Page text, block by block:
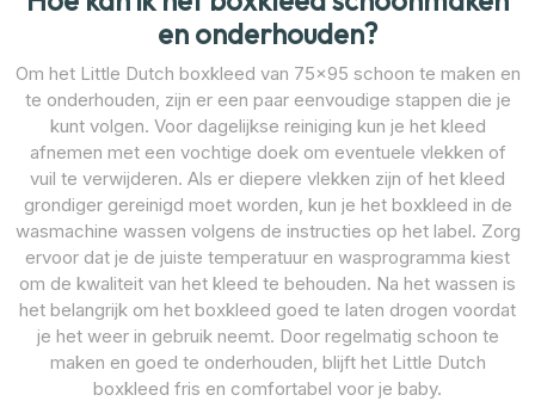
en onderhouden?
Om het Little Dutch boxkleed van 75×95 schoon te maken en
te onderhouden, zijn er een paar eenvoudige stappen die je
kunt volgen. Voor dagelijkse reiniging kun je het kleed
afnemen met een vochtige doek om eventuele vlekken of
vuil te verwijderen. Als er diepere vlekken zijn of het kleed
grondiger gereinigd moet worden, kun je het boxkleed in de
wasmachine wassen volgens de instructies op het label. Zorg
ervoor dat je de juiste temperatuur en wasprogramma kiest
om de kwaliteit van het kleed te behouden. Na het wassen is
het belangrijk om het boxkleed goed te laten drogen voordat
je het weer in gebruik neemt. Door regelmatig schoon te
maken en goed te onderhouden, blijft het Little Dutch
boxkleed fris en comfortabel voor je baby.